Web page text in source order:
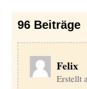
96 Beiträge
Felix
Erstellt